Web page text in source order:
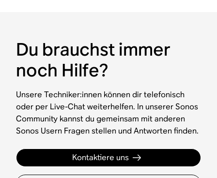
Du brauchst immer
noch Hilfe?
Unsere Techniker:innen können dir telefonisch
oder per Live-Chat weiterhelfen. In unserer Sonos
Community kannst du gemeinsam mit anderen
Sonos Usern Fragen stellen und Antworten finden.
Kontaktiere uns